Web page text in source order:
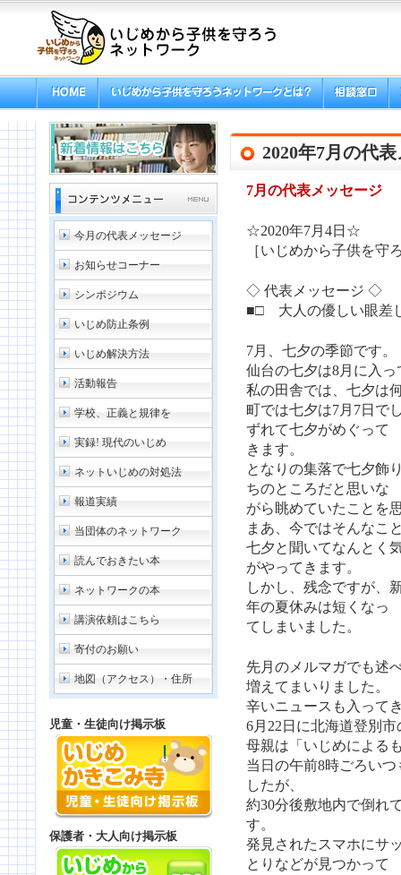
今月の代表メッセージ
お知らせコーナー
シンポジウム
いじめ防止条例
いじめ解決方法
活動報告
学校、正義と規律を
実録! 現代のいじめ
ネットいじめの対処法
報道実績
当団体のネットワーク
読んでおきたい本
ネットワークの本
講演依頼はこちら
寄付のお願い
地図（アクセス）・住所
児童・生徒向け掲示板
保護者・大人向け掲示板
2020年7月の代
7月の代表メッセージ
☆2020年7月4日☆
［いじめから子供を守
◇ 代表メッセージ ◇
■□ 大人の優しい眼
7月、七夕の季節です。
仙台の七夕は8月に入
私の田舎では、七夕は
町では七夕は7月7日で
ずれて七夕がめぐって
きます。
となりの集落で七夕飾
ちのところだと思いな
がら眺めていたことを
まあ、今ではそんなこ
七夕と聞いてなんとく
がやってきます。
しかし、残念ですが、
年の夏休みは短くなっ
てしまいました。
先月のメルマガでも述
増えてまいりました。
辛いニュースも入って
6月22日に北海道登別
母親は「いじめによる
当日の午前8時ごろい
したが、
約30分後敷地内で倒れ
す。
発見されたスマホにサ
とりなどが見つかって